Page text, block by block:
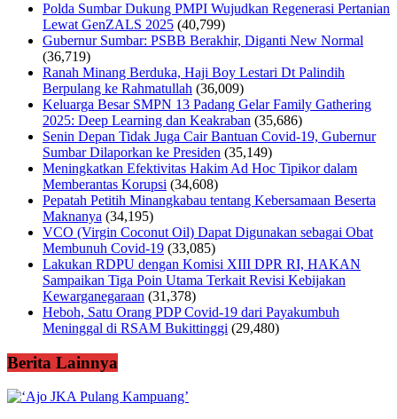
Polda Sumbar Dukung PMPI Wujudkan Regenerasi Pertanian
Lewat GenZALS 2025 (40,799)
Gubernur Sumbar: PSBB Berakhir, Diganti New Normal
(36,719)
Ranah Minang Berduka, Haji Boy Lestari Dt Palindih
Berpulang ke Rahmatullah (36,009)
Keluarga Besar SMPN 13 Padang Gelar Family Gathering
2025: Deep Learning dan Keakraban (35,686)
Senin Depan Tidak Juga Cair Bantuan Covid-19, Gubernur
Sumbar Dilaporkan ke Presiden (35,149)
Meningkatkan Efektivitas Hakim Ad Hoc Tipikor dalam
Memberantas Korupsi (34,608)
Pepatah Petitih Minangkabau tentang Kebersamaan Beserta
Maknanya (34,195)
VCO (Virgin Coconut Oil) Dapat Digunakan sebagai Obat
Membunuh Covid-19 (33,085)
Lakukan RDPU dengan Komisi XIII DPR RI, HAKAN
Sampaikan Tiga Poin Utama Terkait Revisi Kebijakan
Kewarganegaraan (31,378)
Heboh, Satu Orang PDP Covid-19 dari Payakumbuh
Meninggal di RSAM Bukittinggi (29,480)
Berita Lainnya